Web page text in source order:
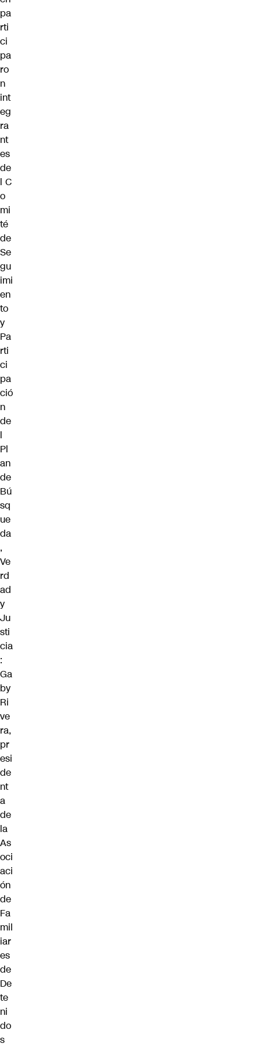
pa
rti
ci
pa
ro
n
int
eg
ra
nt
es
de
l C
o
mi
té
de
Se
gu
imi
en
to
y
Pa
rti
ci
pa
ció
n
de
l
Pl
an
de
Bú
sq
ue
da
,
Ve
rd
ad
y
Ju
sti
cia
:
Ga
by
Ri
ve
ra,
pr
esi
de
nt
a
de
la
As
oci
aci
ón
de
Fa
mil
iar
es
de
De
te
ni
do
s